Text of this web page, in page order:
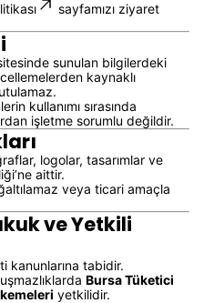
sayfamızı ziyaret
sunulan bilgilerdeki
kaynaklı
kullanımı sırasında
işletme sorumlu değildir.
logolar, tasarımlar ve
aittir.
veya ticari amaçla
ve Yetkili
kanunlarına tabidir.
Bursa Tüketici
yetkilidir.